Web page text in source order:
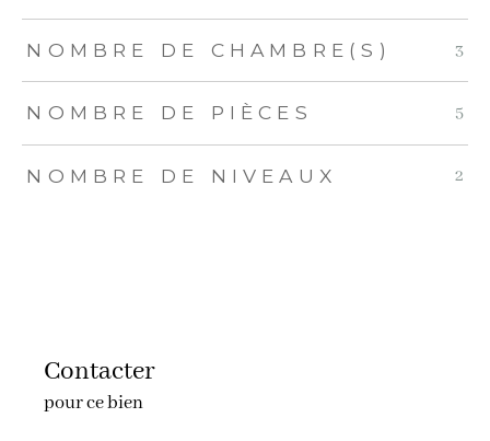
NOMBRE DE CHAMBRE(S) 3
NOMBRE DE PIÈCES 5
NOMBRE DE NIVEAUX 2
Contacter
pour ce bien